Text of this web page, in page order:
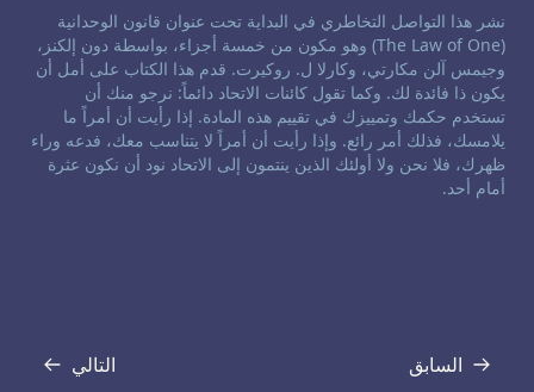
إخلاء مسؤولية حول التواصل التخاطري:
نشر هذا التواصل التخاطري في البداية تحت عنوان قانون الوحدانية
(The Law of One) وهو مكون من خمسة أجزاء، بواسطة دون إلكنز،
وجيمس آلن مكارتي، وكارلا ل. روكيرت. قدم هذا الكتاب على أمل أن
يكون ذا فائدة لك. وكما تقول كائنات الاتحاد دائماً: نرجو منك أن
تستخدم حكمك وتمييزك في تقييم هذه المادة. إذا رأيت أن أمراً ما
يلامسك، فذلك أمر رائع. وإذا رأيت أن أمراً لا يتناسب معك، فدعه وراء
ظهرك، فلا نحن ولا أولئك الذين ينتمون إلى الاتحاد نود أن نكون عثرة
أمام أحد.
السابقنص التالي
نص